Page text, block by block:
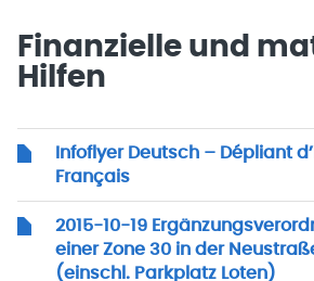
Finanzielle und
Hilfen
Infoflyer Deutsch – Dépliant
Français
2015-10-19
einer Zone 30 in der
(einschl. Parkplatz Loten)